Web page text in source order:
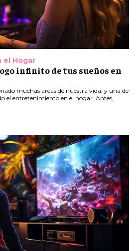
el Hogar
infinito de tus sueños en
muchas áreas de nuestra vida, y una de
el entretenimiento en el hogar. Antes,